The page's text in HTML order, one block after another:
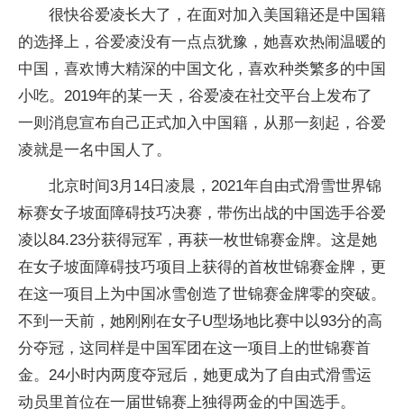
很快谷爱凌长大了，在面对加入美国籍还是中国籍
的选择上，谷爱凌没有一点点犹豫，她喜欢热闹温暖的
中国，喜欢博大精深的中国文化，喜欢种类繁多的中国
小吃。2019年的某一天，谷爱凌在社交平台上发布了
一则消息宣布自己正式加入中国籍，从那一刻起，谷爱
凌就是一名中国人了。
北京时间3月14日凌晨，2021年自由式滑雪世界锦
标赛女子坡面障碍技巧决赛，带伤出战的中国选手谷爱
凌以84.23分获得冠军，再获一枚世锦赛金牌。这是她
在女子坡面障碍技巧项目上获得的首枚世锦赛金牌，更
在这一项目上为中国冰雪创造了世锦赛金牌零的突破。
不到一天前，她刚刚在女子U型场地比赛中以93分的高
分夺冠，这同样是中国军团在这一项目上的世锦赛首
金。24小时内两度夺冠后，她更成为了自由式滑雪运
动员里首位在一届世锦赛上独得两金的中国选手。